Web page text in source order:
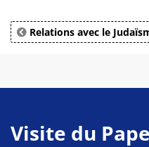
Relations avec le
Visite du